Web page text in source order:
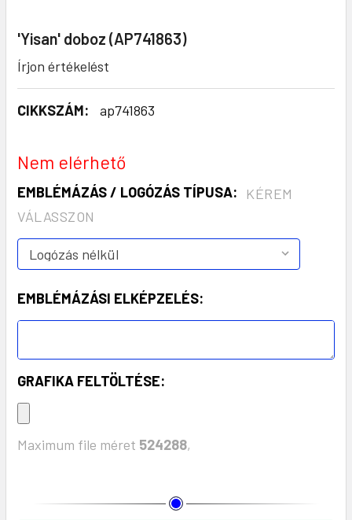
'Yisan' doboz (AP741863)
Írjon értékelést
CIKKSZÁM: ap741863
Nem elérhető
EMBLÉMÁZÁS / LOGÓZÁS TÍPUSA:
KÉREM
VÁLASSZON
EMBLÉMÁZÁSI ELKÉPZELÉS:
GRAFIKA FELTÖLTÉSE:
Maximum file méret 524288,